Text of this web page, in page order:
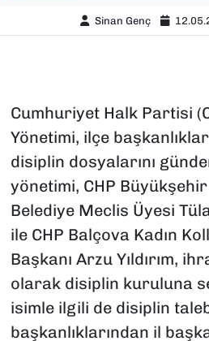
Sinan Genç
Cumhuriyet Halk Partisi
Yönetimi, ilçe
disiplin dosyalarını
yönetimi, CHP
Belediye Meclis Üyesi
ile CHP Balçova Kadın
Başkanı Arzu Yıldırım,
olarak disiplin kuruluna
isimle ilgili de disiplin
başkanlıklarından il